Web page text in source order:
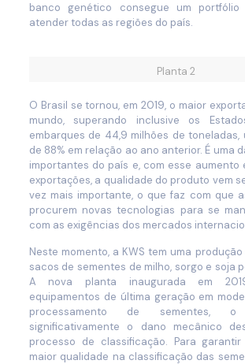
banco genético consegue um portfólio
atender todas as regiões do país.
Planta 2
O Brasil se tornou, em 2019, o maior
mundo, superando inclusive os
embarques de 44,9 milhões de toneladas,
de 88% em relação ao ano anterior. É uma
importantes do país e, com esse aumento
exportações, a qualidade do produto vem
vez mais importante, o que faz com que
procurem novas tecnologias para se
com as exigências dos mercados
Neste momento, a KWS tem uma
sacos de sementes de milho, sorgo e soja
A nova planta inaugurada em
equipamentos de última geração em
processamento de sementes,
significativamente o dano mecânico
processo de classificação. Para
maior qualidade na classificação das